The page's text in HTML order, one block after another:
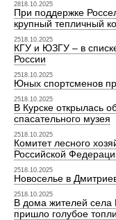
2818.10.2025
При поддержке
крупный тепличный
2518.10.2025
КГУ и ЮЗГУ – в
России
2518.10.2025
Юных спортсменов
2518.10.2025
В Курске открылась
спасательного музея
2518.10.2025
Комитет лесного
Российской
2518.10.2025
Новоселье в
2518.10.2025
В дома жителей села
пришло голубое